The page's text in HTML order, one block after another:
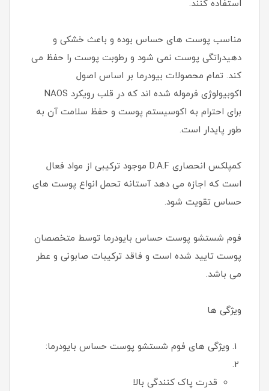
استفاده کنند.
مناسب پوست های حساس بوده و باعث خشکی و
دهیدراتگی پوست نمی شود و رطوبت پوست را حفظ می
کند. تمام محصولات بیودرما بر اساس اصول
اکوبیولوژی فرموله شده اند که در قلب رویکرد NAOS
برای احترام به اکوسیستم پوست و حفظ سلامت آن به
طور پایدار است.
کمپلکس انحصاری D.A.F موجود ترکیبی از مواد فعال
است که اجازه می دهد آستانه تحمل انواع پوست های
حساس تقویت شود.
فوم شستشو پوست حساس بایودرما توسط متخصصان
پوست تایید شده است و فاقد ترکیبات صابونی و عطر
می باشد.
ویژگی ها
ویژگی های فوم شستشو پوست حساس بایودرما:
قدرت پاک کنندگی بالا